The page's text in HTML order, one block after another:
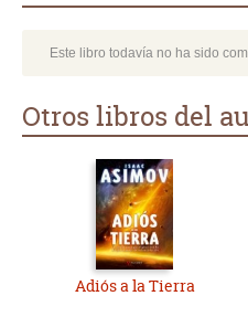
Este libro todavía no ha sido
Otros libros del
Adiós a la Tierra